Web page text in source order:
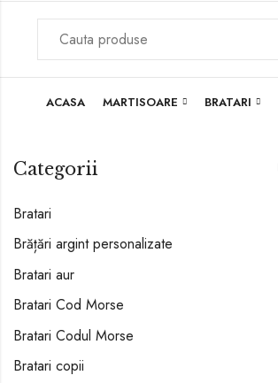
ACASA MARTISOARE BRATARI
Categorii
Bratari
Brățări argint personalizate
Bratari aur
Bratari Cod Morse
Bratari Codul Morse
Bratari copii